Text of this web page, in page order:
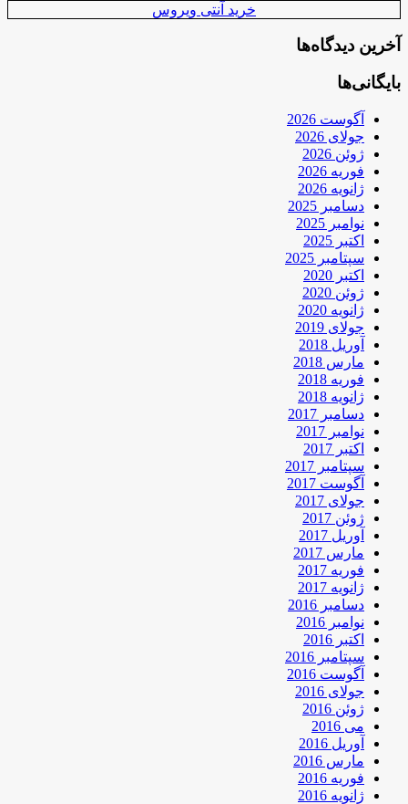
خرید آنتی ویروس
آخرین دیدگاه‌ها
بایگانی‌ها
آگوست 2026
جولای 2026
ژوئن 2026
فوریه 2026
ژانویه 2026
دسامبر 2025
نوامبر 2025
اکتبر 2025
سپتامبر 2025
اکتبر 2020
ژوئن 2020
ژانویه 2020
جولای 2019
آوریل 2018
مارس 2018
فوریه 2018
ژانویه 2018
دسامبر 2017
نوامبر 2017
اکتبر 2017
سپتامبر 2017
آگوست 2017
جولای 2017
ژوئن 2017
آوریل 2017
مارس 2017
فوریه 2017
ژانویه 2017
دسامبر 2016
نوامبر 2016
اکتبر 2016
سپتامبر 2016
آگوست 2016
جولای 2016
ژوئن 2016
می 2016
آوریل 2016
مارس 2016
فوریه 2016
ژانویه 2016